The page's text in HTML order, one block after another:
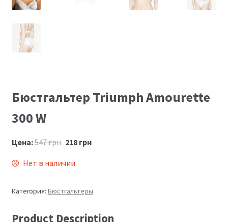
Бюстгальтер Triumph Amourette
300 W
Цена:547грн 218грн
Нет в наличии
Категория: Бюстгальтеры
Product Description